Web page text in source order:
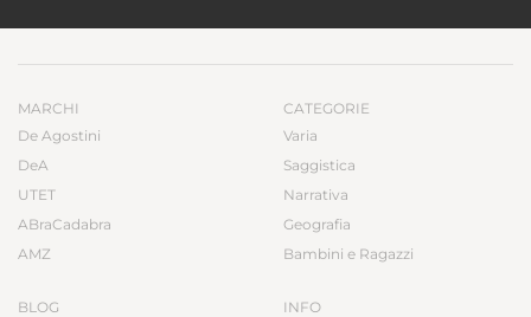
MARCHI
De Agostini
DeA
UTET
ABraCadabra
AMZ
BLOG
CATEGORIE
Varia
Saggistica
Narrativa
Geografia
Bambini e Ragazzi
INFO